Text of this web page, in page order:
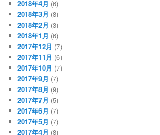
2018年4月 (6)
2018年3月 (8)
2018年2月 (3)
2018年1月 (6)
2017年12月 (7)
2017年11月 (6)
2017年10月 (7)
2017年9月 (7)
2017年8月 (9)
2017年7月 (5)
2017年6月 (7)
2017年5月 (7)
2017年4月 (8)